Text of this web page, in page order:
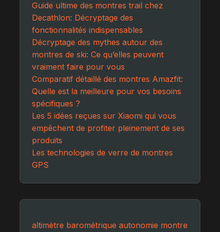
Guide ultime des montres trail chez
Decathlon: Décryptage des
fonctionnalités indispensables
Décryptage des mythes autour des
montres de ski: Ce qu’elles peuvent
vraiment faire pour vous
Comparatif détaillé des montres Amazfit:
Quelle est la meilleure pour vos besoins
spécifiques ?
Les 5 idées reçues sur Xiaomi qui vous
empêchent de profiter pleinement de ses
produits
Les technologies de verre de montres
GPS
altimètre barométrique autonomie montre